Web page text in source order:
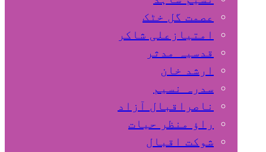
عصمت گل خٹک
امتیازعلی شاکر
قدسیہ مدثر
ارشد خان
سدرہ نسیم
ناصراقبال آزاد
راؤ منظر حیات
شوکت اقبال